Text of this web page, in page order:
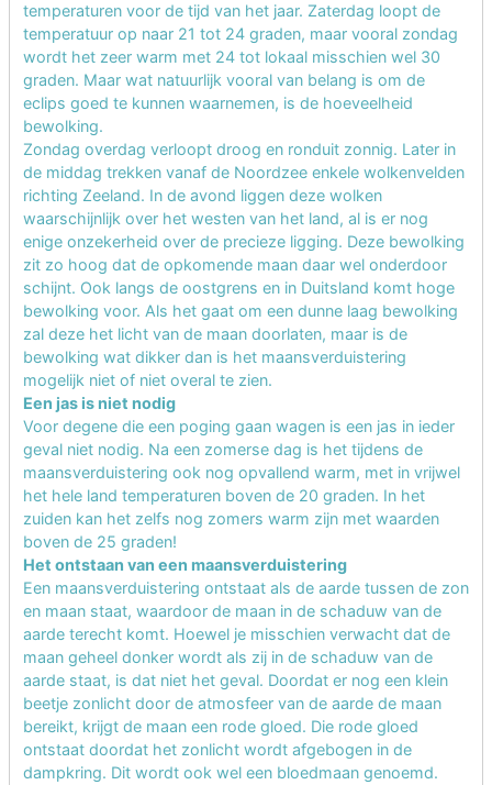
temperaturen voor de tijd van het jaar. Zaterdag loopt de
temperatuur op naar 21 tot 24 graden, maar vooral zondag
wordt het zeer warm met 24 tot lokaal misschien wel 30
graden. Maar wat natuurlijk vooral van belang is om de
eclips goed te kunnen waarnemen, is de hoeveelheid
bewolking.
Zondag overdag verloopt droog en ronduit zonnig. Later in
de middag trekken vanaf de Noordzee enkele wolkenvelden
richting Zeeland. In de avond liggen deze wolken
waarschijnlijk over het westen van het land, al is er nog
enige onzekerheid over de precieze ligging. Deze bewolking
zit zo hoog dat de opkomende maan daar wel onderdoor
schijnt. Ook langs de oostgrens en in Duitsland komt hoge
bewolking voor. Als het gaat om een dunne laag bewolking
zal deze het licht van de maan doorlaten, maar is de
bewolking wat dikker dan is het maansverduistering
mogelijk niet of niet overal te zien.
Een jas is niet nodig
Voor degene die een poging gaan wagen is een jas in ieder
geval niet nodig. Na een zomerse dag is het tijdens de
maansverduistering ook nog opvallend warm, met in vrijwel
het hele land temperaturen boven de 20 graden. In het
zuiden kan het zelfs nog zomers warm zijn met waarden
boven de 25 graden!
Het ontstaan van een maansverduistering
Een maansverduistering ontstaat als de aarde tussen de zon
en maan staat, waardoor de maan in de schaduw van de
aarde terecht komt. Hoewel je misschien verwacht dat de
maan geheel donker wordt als zij in de schaduw van de
aarde staat, is dat niet het geval. Doordat er nog een klein
beetje zonlicht door de atmosfeer van de aarde de maan
bereikt, krijgt de maan een rode gloed. Die rode gloed
ontstaat doordat het zonlicht wordt afgebogen in de
dampkring. Dit wordt ook wel een bloedmaan genoemd.